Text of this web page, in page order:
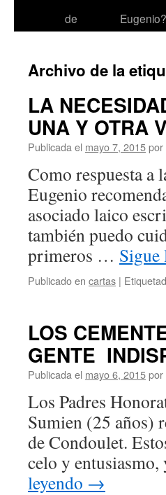
de
Eugenio?
Archivo de la
LA
UNA Y OTRA
Publicada el mayo 7, 2015por
Como respuesta a
Eugenio
asociado laico
también puedo
primeros … Sigue
Publicado en cartas |
LOS
GENTE
Publicada el mayo 6, 2015por
Los Padres
Sumien (25 años)
de Condoulet.
celo y
leyendo →